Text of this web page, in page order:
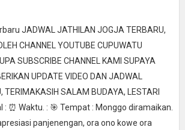
JADWAL JATHILAN JOGJA TERBARU,
CHANNEL YOUTUBE CUPUWATU
SUBSCRIBE CHANNEL KAMI SUPAYA
UPDATE VIDEO DAN JADWAL
TERIMAKASIH SALAM BUDAYA, LESTARI
: ⏰ Waktu. : 🎯 Tempat : Monggo diramaikan.
panjenengan, ora ono kowe ora